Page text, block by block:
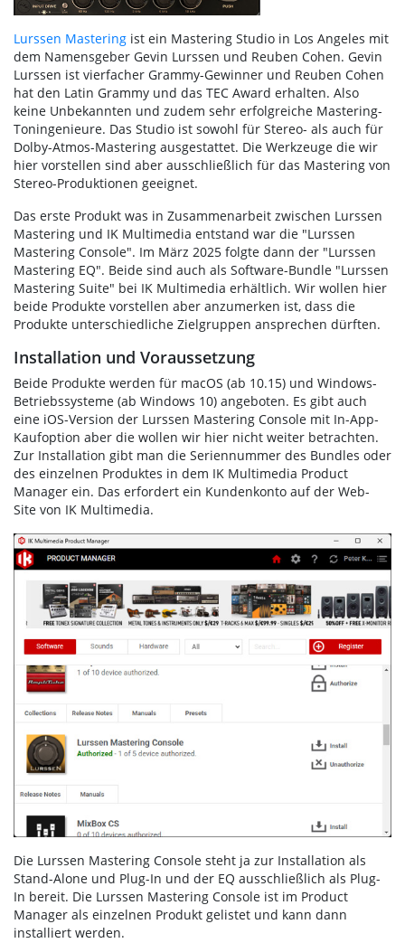
Lurssen Mastering ist ein Mastering Studio in Los Angeles mit
dem Namensgeber Gevin Lurssen und Reuben Cohen. Gevin
Lurssen ist vierfacher Grammy-Gewinner und Reuben Cohen
hat den Latin Grammy und das TEC Award erhalten. Also
keine Unbekannten und zudem sehr erfolgreiche Mastering-
Toningenieure. Das Studio ist sowohl für Stereo- als auch für
Dolby-Atmos-Mastering ausgestattet. Die Werkzeuge die wir
hier vorstellen sind aber ausschließlich für das Mastering von
Stereo-Produktionen geeignet.
Das erste Produkt was in Zusammenarbeit zwischen Lurssen
Mastering und IK Multimedia entstand war die "Lurssen
Mastering Console". Im März 2025 folgte dann der "Lurssen
Mastering EQ". Beide sind auch als Software-Bundle "Lurssen
Mastering Suite" bei IK Multimedia erhältlich. Wir wollen hier
beide Produkte vorstellen aber anzumerken ist, dass die
Produkte unterschiedliche Zielgruppen ansprechen dürften.
Installation und Voraussetzung
Beide Produkte werden für macOS (ab 10.15) und Windows-
Betriebssysteme (ab Windows 10) angeboten. Es gibt auch
eine iOS-Version der Lurssen Mastering Console mit In-App-
Kaufoption aber die wollen wir hier nicht weiter betrachten.
Zur Installation gibt man die Seriennummer des Bundles oder
des einzelnen Produktes in dem IK Multimedia Product
Manager ein. Das erfordert ein Kundenkonto auf der Web-
Site von IK Multimedia.
Die Lurssen Mastering Console steht ja zur Installation als
Stand-Alone und Plug-In und der EQ ausschließlich als Plug-
In bereit. Die Lurssen Mastering Console ist im Product
Manager als einzelnen Produkt gelistet und kann dann
installiert werden.